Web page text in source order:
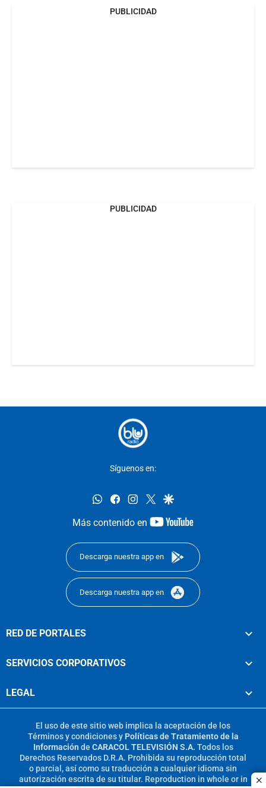
PUBLICIDAD
PUBLICIDAD
Síguenos en:
whatsappfacebookinstagram
twittergoogle
Más contenido en
youtube-
Descarga nuestra app en
Descarga nuestra app en
RED DE PORTALES
SERVICIOS CORPORATIVOS
LEGAL
El uso de este sitio web implica la aceptación de los
Términos y condicionesy Políticas de Tratamiento de la
Información de CARACOL TELEVISIÓN S.A. Todos los
Derechos Reservados D.R.A. Prohibida su reproducción total
o parcial, así como su traducción a cualquier idioma sin
autorización escrita de su titular. Reproduction in whole or in